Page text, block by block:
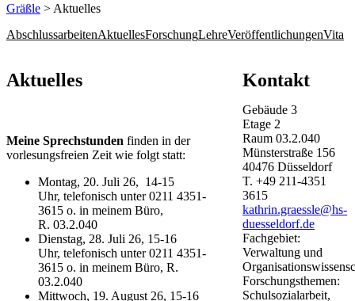
Gräßle > Aktuelles
AbschlussarbeitenAktuellesForschungLehreVeröffentlichungenVita
​​​​​​​​​​​​​​​​Aktuelles​
Meine Sprechstunden finden in der
vorlesungsfreien Zeit wie folgt statt:
Montag, 20. Juli 26, 14-15
Uhr, telefonisch unter​ 0211 4351-
3615 o. in meinem Büro,
R. 03.2.040
Dienstag, 28. Juli 26, 15-16
Uhr, telefonisch unter 0211 4351-
3615 o. in meinem Büro, R.
03.2.040
Mittwoch, 19. August 26, 15-16
Kontakt
Gebäude3
Etage 2
Raum03.2.040
Münsterstraße 156
40476Düsseldorf
T.+49 211-4351
3615
kathrin.graessle@hs-
duesseldorf.de
Fachgebiet:
Verwaltung und
Forschungsthemen:
Schulsozialarbeit,